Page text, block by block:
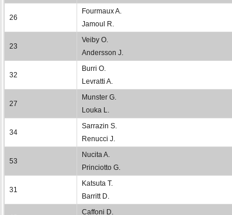
26
Fourmaux A.
Jamoul R.
23
Veiby O.
Andersson J.
32
Burri O.
Levratti A.
27
Munster G.
Louka L.
34
Sarrazin S.
Renucci J.
53
Nucita A.
Princiotto G.
31
Katsuta T.
Barritt D.
Caffoni D.